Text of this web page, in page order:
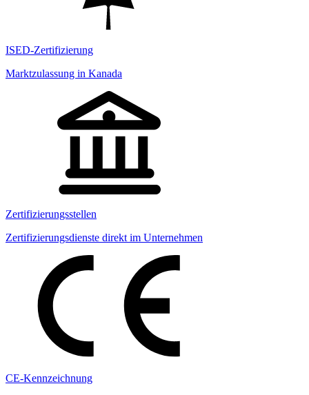
ISED-Zertifizierung
Marktzulassung in Kanada
Zertifizierungsstellen
Zertifizierungsdienste direkt im Unternehmen
CE-Kennzeichnung